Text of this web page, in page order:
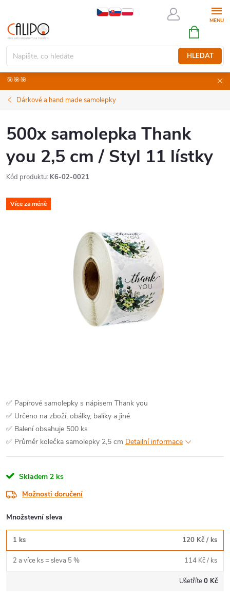
obsah
HLEDAT
NÁKUPNÍ
KOŠÍK
🎯🎯🎯
Dárkové a hand made samolepky
500x samolepka Thank
you 2,5 cm / Styl 11 lístky
Kód produktu: K6-02-0021
Více za méně
✅ Papírové samolepky s nápisem Thank you
✅ Určeno na zboží, obálky, balíky a jiné
✅ Balení obsahuje 500 ks
✅ Průměr kolečka samolepky 2,5 cm Detailní informace
Skladem 2 ks
Možnosti doručení
Množstevní sleva
1 ks 120 Kč / ks
2 a více ks = sleva 5 % 114 Kč/ ks
Ušetříte0 Kč